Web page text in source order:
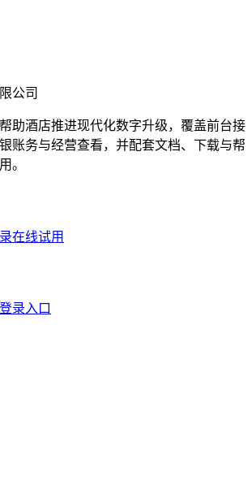
公司
助酒店推进现代化数字升级，覆盖前台接
账务与经营查看，并配套文档、下载与帮
。
在线试用
登录入口